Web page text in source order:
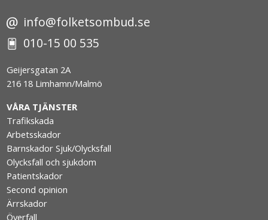
info@folketsombud.se
010-15 00 535
Geijersgatan 2A
216 18 Limhamn/Malmö
VÅRA TJÄNSTER
Trafikskada
Arbetsskador
Barnskador Sjuk/Olycksfall
Olycksfall och sjukdom
Patientskador
Second opinion
Ärrskador
Överfall